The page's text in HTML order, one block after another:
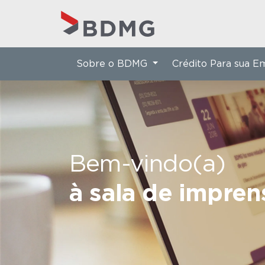
Bem-vindo(a)
à sala de
Sobre o BDMG Crédito Para sua